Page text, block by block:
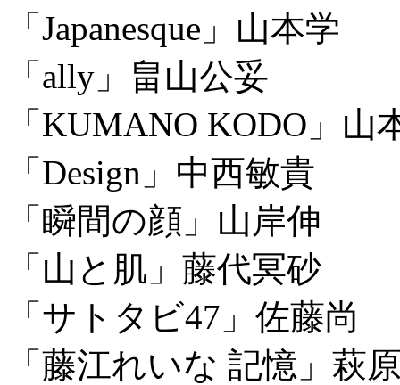
「Japanesque」山本学
「ally」畠山公妥
「KUMANO KODO」山
「Design」中西敏貴
「瞬間の顔」山岸伸
「山と肌」藤代冥砂
「サトタビ47」佐藤尚
「藤江れいな 記憶」萩